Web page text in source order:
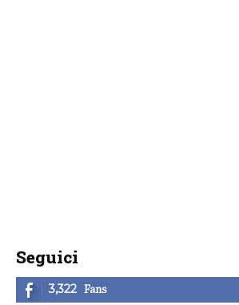
Seguici
3,322 Fans